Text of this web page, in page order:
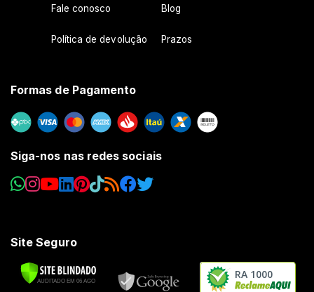
Fale conosco Blog
Política de devolução Prazos
Formas de Pagamento
Siga-nos nas redes sociais
Site Seguro
RA 1000